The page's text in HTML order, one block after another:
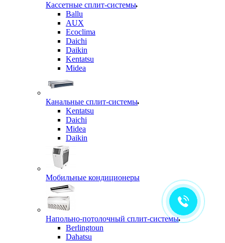
Кассетные сплит-системы
Ballu
AUX
Ecoclima
Daichi
Daikin
Kentatsu
Midea
Канальные сплит-системы
Kentatsu
Daichi
Midea
Daikin
Мобильные кондиционеры
Напольно-потолочный сплит-системы
Berlingtoun
Dahatsu